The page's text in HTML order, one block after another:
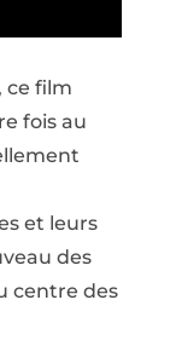
ce film
fois au
et leurs
des
centre des